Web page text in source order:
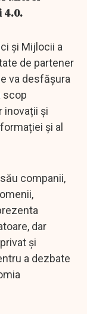
4.0.
și Mijlocii a
de partener
va desfășura
scop
inovații și
și al
companii,
dar
și
a dezbate